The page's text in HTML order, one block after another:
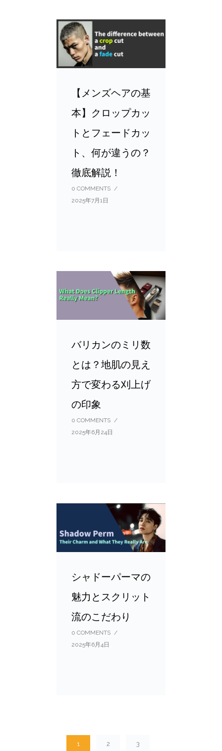
【メンズヘアの基
本】クロップカッ
トとフェードカッ
ト、何が違うの？
徹底解説！
0 COMMENTS /
2025年7月1日
バリカンのミリ数
とは？地肌の見え
方で変わる刈上げ
の印象
0 COMMENTS /
2025年6月24日
シャドーパーマの
魅力とスクリット
流のこだわり
0 COMMENTS /
2025年6月4日
1 2 3